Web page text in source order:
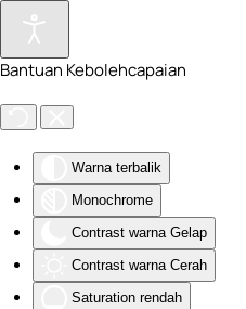
Bantuan Kebolehcapaian
Warna terbalik
Monochrome
Contrast warna Gelap
Contrast warna Cerah
Saturation rendah
Skip to main content